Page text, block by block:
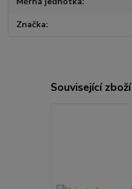
Značka
Související zboží